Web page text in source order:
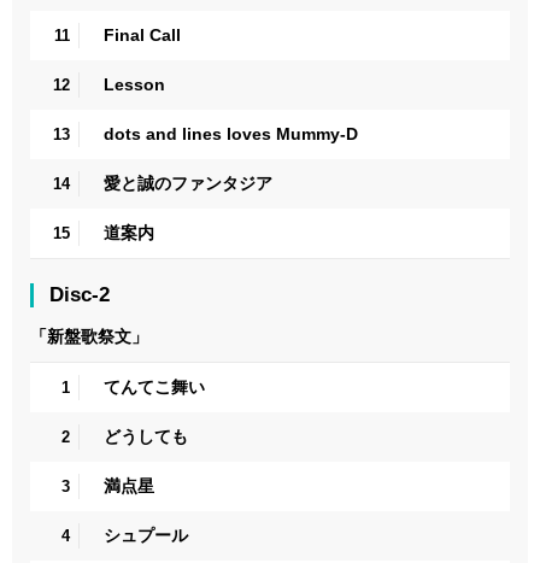
11 Final Call
12 Lesson
13 dots and lines loves Mummy-D
14 愛と誠のファンタジア
15 道案内
Disc-2
「新盤歌祭文」
1 てんてこ舞い
2 どうしても
3 満点星
4 シュプール